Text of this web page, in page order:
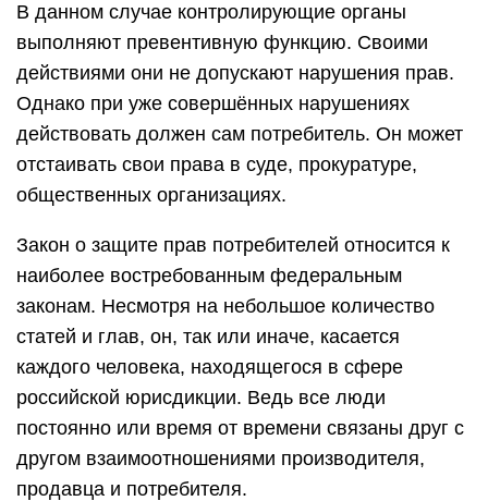
В данном случае контролирующие органы
выполняют превентивную функцию. Своими
действиями они не допускают нарушения прав.
Однако при уже совершённых нарушениях
действовать должен сам потребитель. Он может
отстаивать свои права в суде, прокуратуре,
общественных организациях.
Закон о защите прав потребителей относится к
наиболее востребованным федеральным
законам. Несмотря на небольшое количество
статей и глав, он, так или иначе, касается
каждого человека, находящегося в сфере
российской юрисдикции. Ведь все люди
постоянно или время от времени связаны друг с
другом взаимоотношениями производителя,
продавца и потребителя.